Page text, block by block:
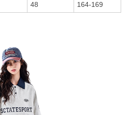
48 164-169